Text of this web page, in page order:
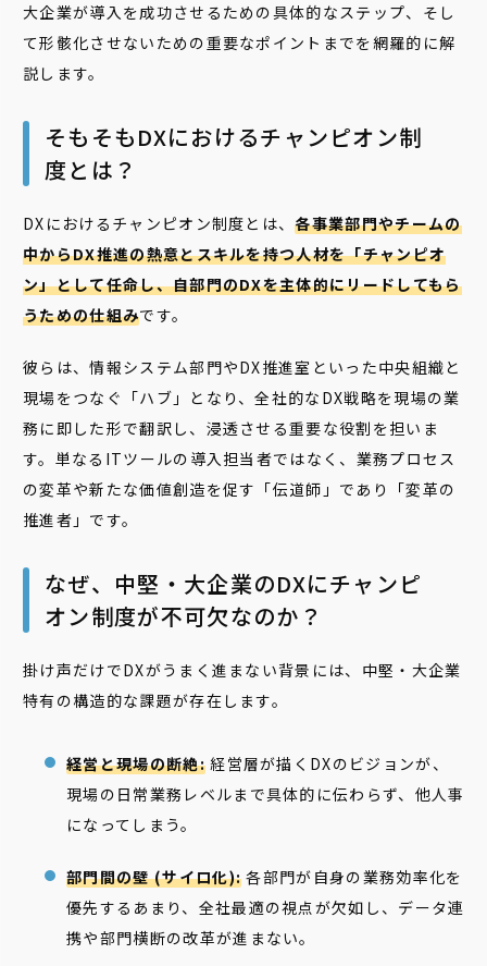
大企業が導入を成功させるための具体的なステップ、そし
て形骸化させないための重要なポイントまでを網羅的に解
説します。
そもそもDXにおけるチャンピオン制
度とは？
DXにおけるチャンピオン制度とは、各事業部門やチームの
中からDX推進の熱意とスキルを持つ人材を「チャンピオ
ン」として任命し、自部門のDXを主体的にリードしてもら
うための仕組みです。
彼らは、情報システム部門やDX推進室といった中央組織と
現場をつなぐ「ハブ」となり、全社的なDX戦略を現場の業
務に即した形で翻訳し、浸透させる重要な役割を担いま
す。単なるITツールの導入担当者ではなく、業務プロセス
の変革や新たな価値創造を促す「伝道師」であり「変革の
推進者」です。
なぜ、中堅・大企業のDXにチャンピ
オン制度が不可欠なのか？
掛け声だけでDXがうまく進まない背景には、中堅・大企業
特有の構造的な課題が存在します。
経営と現場の断絶:経営層が描くDXのビジョンが、
現場の日常業務レベルまで具体的に伝わらず、他人事
になってしまう。
部門間の壁 (サイロ化): 各部門が自身の業務効率化を
優先するあまり、全社最適の視点が欠如し、データ連
携や部門横断の改革が進まない。